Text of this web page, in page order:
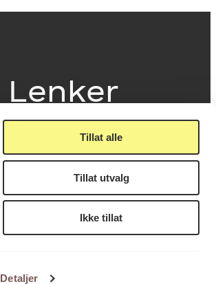
Detaljer
Tillat alle
Tillat utvalg
Ikke tillat
Lenker
Nyhetsbrev
Offentlig postjournal
Oppdragsportalen
Tilgjengelighetserklæring